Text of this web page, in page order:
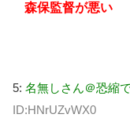
森保監督が悪い
5: 名無しさん＠恐縮
ID:HNrUZvWX0